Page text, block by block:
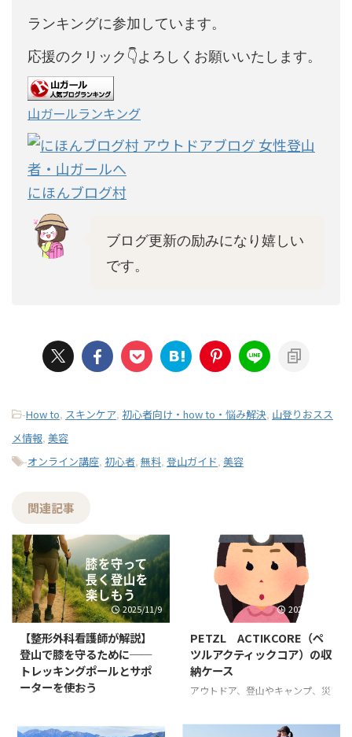
ランキングに参加しています。
応援のクリック👇よろしくお願いいたします。
山ガールランキング
にほんブログ村
ブログ更新の励みになり嬉しい
です。
-How to, スキンケア, 初心者向け・how to・悩み解決, 山登りおスス
メ情報, 美容
-オンライン講座, 初心者, 無料, 登山ガイド, 美容
関連記事
2025/11/9
【整形外科看護師が解説】
登山で膝を守るために──
トレッキングポールとサポ
ーターを使おう
2023/12/11
PETZL ACTIKCORE（ペ
ツルアクティックコア）の収
納ケース
アウトドア、登山やキャンプ、災
（ヘッデン・ヘッドライト） 私